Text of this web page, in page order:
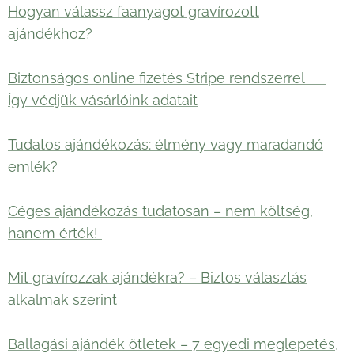
Hogyan válassz faanyagot gravírozott
ajándékhoz?
Biztonságos online fizetés Stripe rendszerrel 🛡️
Így védjük vásárlóink adatait
Tudatos ajándékozás: élmény vagy maradandó
emlék?
Céges ajándékozás tudatosan – nem költség,
hanem érték!
Mit gravírozzak ajándékra? – Biztos választás
alkalmak szerint
Ballagási ajándék ötletek – 7 egyedi meglepetés,